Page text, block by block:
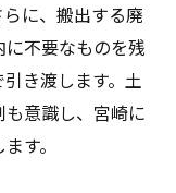
に、搬出する廃
不要なものを残
き渡します。土
意識し、宮崎に
す。